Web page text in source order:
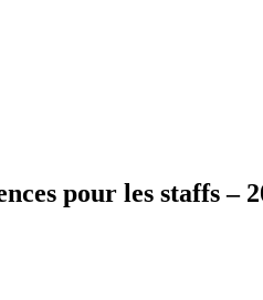
pour les staffs –